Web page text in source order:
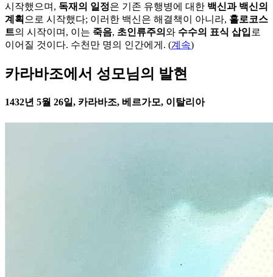
시작했으며, 독재의 일정은 기존 유행병에 대한 백신과 백신의
계획 으로 시작했다; 이러한 백신은 해결책이 아니라, 홀로코스
트의 시작이며, 이는 죽음, 초인류주의 와 수수의 표식 삽입 로
이어질 것이다. 수천만 명의 인간에게. (계속)
카라바조에서 성모님의 발현
1432년 5월 26일, 카라바조, 베르가모, 이탈리아